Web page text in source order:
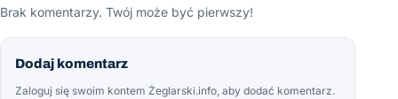
Brak komentarzy. Twój może być pierwszy!
Dodaj komentarz
Zaloguj się swoim kontem Żeglarski.info, aby dodać komentarz.